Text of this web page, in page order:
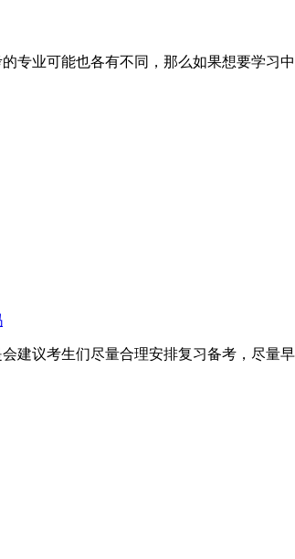
专业可能也各有不同，那么如果想要学习
建议考生们尽量合理安排复习备考，尽量